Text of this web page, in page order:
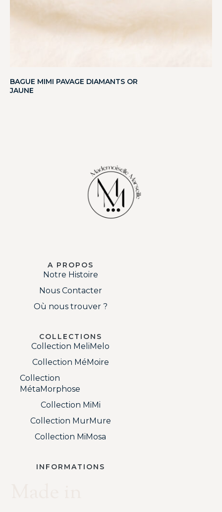
BAGUE MIMI PAVAGE DIAMANTS OR
JAUNE
A PROPOS
Notre Histoire
Nous Contacter
Où nous trouver ?
COLLECTIONS
Collection MeliMelo
Collection MéMoire
Collection
MétaMorphose
Collection MiMi
Collection MurMure
Collection MiMosa
INFORMATIONS